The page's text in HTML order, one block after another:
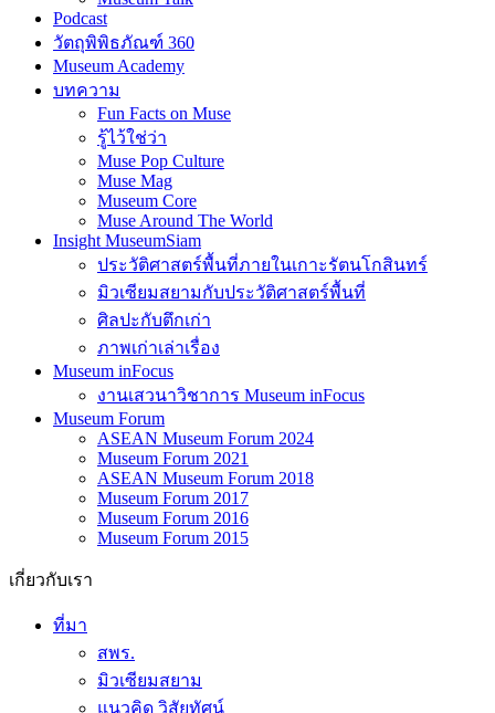
วัตถุพิพิธภัณฑ์ 360
Museum Academy
บทความ
Fun Facts on Muse
รู้ไว้ใช่ว่า
Muse Pop Culture
Muse Mag
Museum Core
Muse Around The World
Insight MuseumSiam
ประวัติศาสตร์พื้นที่ภายในเกาะรัตนโกสินทร์
มิวเซียมสยามกับประวัติศาสตร์พื้นที่
ศิลปะกับตึกเก่า
ภาพเก่าเล่าเรื่อง
Museum inFocus
งานเสวนาวิชาการ Museum inFocus
Museum Forum
ASEAN Museum Forum 2024
Museum Forum 2021
ASEAN Museum Forum 2018
Museum Forum 2017
Museum Forum 2016
Museum Forum 2015
มิวเซียมสยาม
แนวคิด วิสัยทัศน์
โครงสร้าง